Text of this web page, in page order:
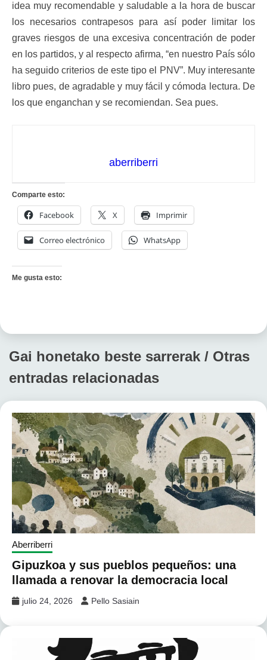
idea muy recomendable y saludable a la hora de buscar
los necesarios contrapesos para así poder limitar los
graves riesgos de una excesiva concentración de poder
en los partidos, y al respecto afirma, “en nuestro País sólo
ha seguido criterios de este tipo el PNV”. Muy interesante
libro pues, de agradable y muy fácil y cómoda lectura. De
los que enganchan y se recomiendan. Sea pues.
aberriberri
Comparte esto:
Facebook X Imprimir
Correo electrónico WhatsApp
Me gusta esto:
Gai honetako beste sarrerak / Otras
entradas relacionadas
Aberriberri
Gipuzkoa y sus pueblos pequeños: una
llamada a renovar la democracia local
julio 24, 2026 Pello Sasiain